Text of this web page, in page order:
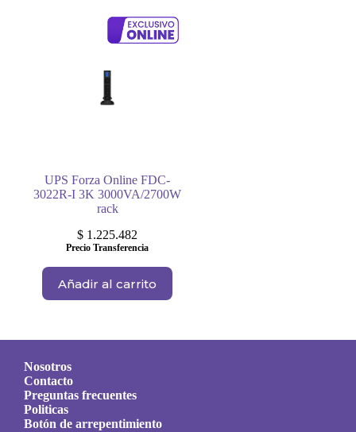
UPS Forza Online FDC-
3022R-I 3K 3000VA/2700W
rack
$ 1.225.482
Precio Transferencia
Añadir al carrito
Nosotros
Contacto
Preguntas frecuentes
Politicas
Botón de arrepentimiento